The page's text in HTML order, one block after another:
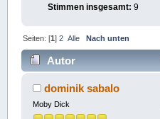
Stimmen insgesamt: 9
Seiten: [1]2 Alle Nach unten
Autor
dominik sabalo
Moby Dick